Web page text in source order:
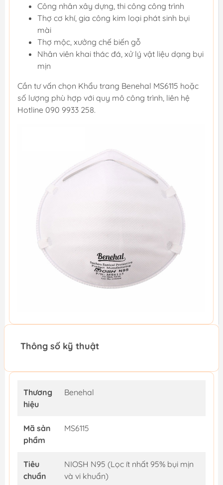
Công nhân xây dựng, thi công công trình
Thợ cơ khí, gia công kim loại phát sinh bụi
mài
Thợ mộc, xưởng chế biến gỗ
Nhân viên khai thác đá, xử lý vật liệu dạng bụi
mịn
Cần tư vấn chọn Khẩu trang Benehal MS6115 hoặc
số lượng phù hợp với quy mô công trình, liên hệ
Hotline 090 9933 258.
Thông số kỹ thuật
Thương
hiệu
Benehal
Mã sản
phẩm
MS6115
Tiêu
chuẩn
NIOSH N95 (Lọc ít nhất 95% bụi mịn
và vi khuẩn)